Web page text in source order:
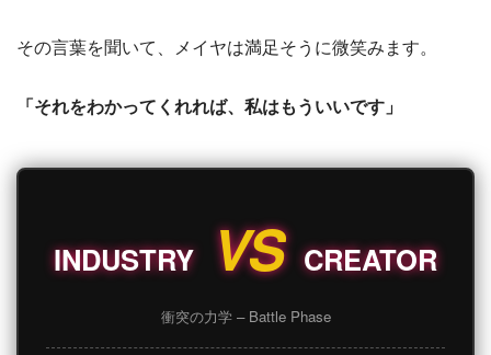
その言葉を聞いて、メイヤは満足そうに微笑みます。
「それをわかってくれれば、私はもういいです」
INDUSTRY VS CREATOR
衝突の力学 – Battle Phase